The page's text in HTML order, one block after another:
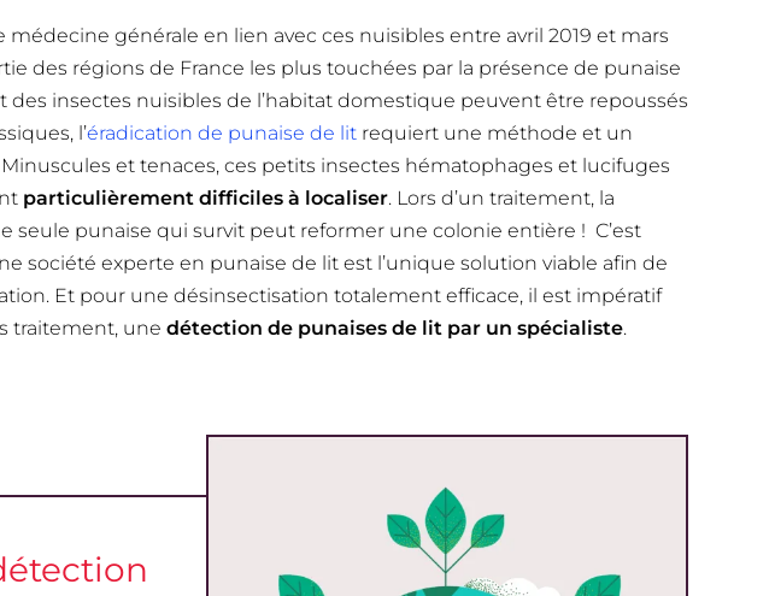
médecine générale en lien avec ces nuisibles entre avril 2019 et mars
des régions de France les plus touchées par la présence de punaise
des insectes nuisibles de l’habitat domestique peuvent être repoussés
l’éradication de punaise de lit requiert une méthode et un
et tenaces, ces petits insectes hématophages et lucifuges
particulièrement difficiles à localiser. Lors d’un traitement, la
seule punaise qui survit peut reformer une colonie entière ! C’est
société experte en punaise de lit est l’unique solution viable afin de
Et pour une désinsectisation totalement efficace, il est impératif
traitement, une détection de punaises de lit par un spécialiste.